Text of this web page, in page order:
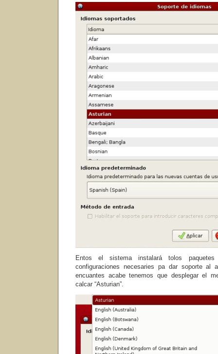
Entos el sistema instalará tolos
configuraciones necesaries pa dar soporte al
encuantes acabe tenemos que desplegar el
calcar “Asturian”.